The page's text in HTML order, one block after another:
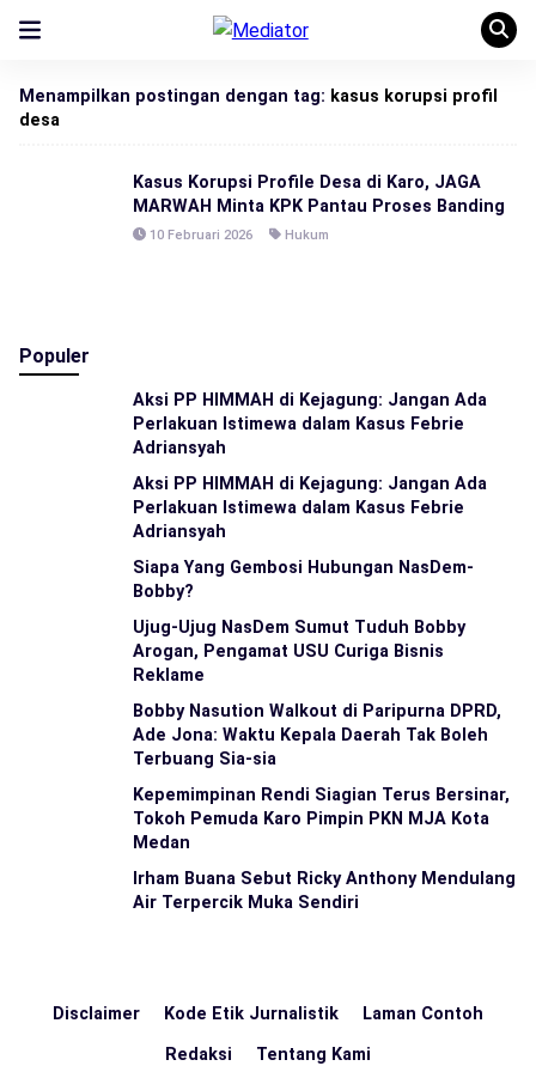
Menampilkan postingan dengan tag: kasus korupsi profil
desa
Kasus Korupsi Profile Desa di Karo, JAGA
MARWAH Minta KPK Pantau Proses Banding
10 Februari 2026 Hukum
Populer
Aksi PP HIMMAH di Kejagung: Jangan Ada
Perlakuan Istimewa dalam Kasus Febrie
Adriansyah
Aksi PP HIMMAH di Kejagung: Jangan Ada
Perlakuan Istimewa dalam Kasus Febrie
Adriansyah
Siapa Yang Gembosi Hubungan NasDem-
Bobby?
Ujug-Ujug NasDem Sumut Tuduh Bobby
Arogan, Pengamat USU Curiga Bisnis
Reklame
Bobby Nasution Walkout di Paripurna DPRD,
Ade Jona: Waktu Kepala Daerah Tak Boleh
Terbuang Sia-sia
Kepemimpinan Rendi Siagian Terus Bersinar,
Tokoh Pemuda Karo Pimpin PKN MJA Kota
Medan
Irham Buana Sebut Ricky Anthony Mendulang
Air Terpercik Muka Sendiri
Disclaimer Kode Etik Jurnalistik Laman Contoh
Redaksi Tentang Kami